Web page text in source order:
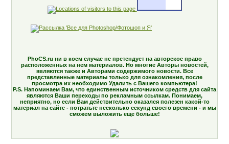
PhoCS.ru ни в коем случае не претендует на авторское право
расположенных на нем материалов. Но многие Авторы новостей,
являются также и Авторами содержимого новости. Все
представленные материалы только для ознакомления, после
просмотра их необходимо Удалить с Вашего компьютера!
P.S. Напоминаем Вам, что единственным источником средств для сайта
являются Ваши переходы по рекламным ссылкам. Понимаем,
неприятно, но если Вам действительно оказался полезен какой-то
материал на сайте - потратьте несколько секунд своего времени - и мы
сможем выложить еще больше!